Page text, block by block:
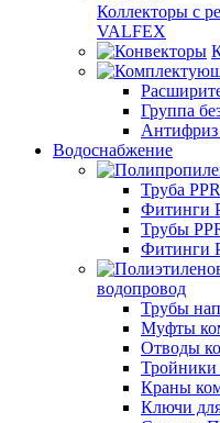
Коллекторы с
VALFEX
Группа
Антифриз
Водоснабжение
Труба
Фитинги
Трубы
Фитинги
водопровод
Трубы
Муфты
Отводы
Краны
Ключи